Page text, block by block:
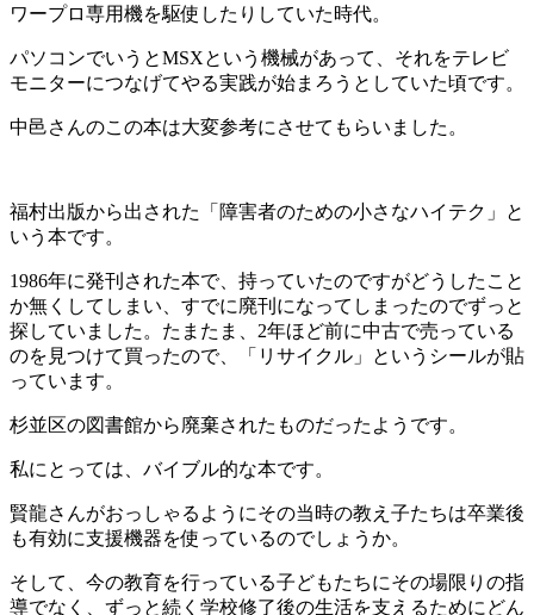
ワープロ専用機を駆使したりしていた時代。
パソコンでいうとMSXという機械があって、それをテレビ
モニターにつなげてやる実践が始まろうとしていた頃です。
中邑さんのこの本は大変参考にさせてもらいました。
福村出版から出された「障害者のための小さなハイテク」と
いう本です。
1986年に発刊された本で、持っていたのですがどうしたこと
か無くしてしまい、すでに廃刊になってしまったのでずっと
探していました。たまたま、2年ほど前に中古で売っている
のを見つけて買ったので、「リサイクル」というシールが貼
っています。
杉並区の図書館から廃棄されたものだったようです。
私にとっては、バイブル的な本です。
賢龍さんがおっしゃるようにその当時の教え子たちは卒業後
も有効に支援機器を使っているのでしょうか。
そして、今の教育を行っている子どもたちにその場限りの指
導でなく、ずっと続く学校修了後の生活を支えるためにどん